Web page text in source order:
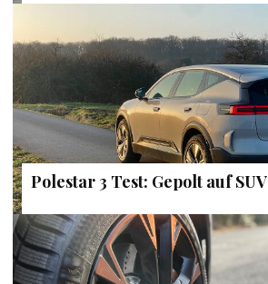
Polestar 3 Test: Gepolt auf SUV